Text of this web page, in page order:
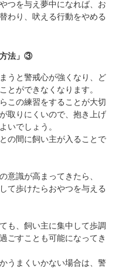
つを与え夢中になれば、お
わり、吠える行動をやめる
方法」③
うと警戒心が強くなり、ど
とができなくなります。
この練習をすることが大切
取りにくいので、抱き上げ
いでしょう。
の間に飼い主が入ることで
意識が高まってきたら、
て歩けたらおやつを与える
も、飼い主に集中して歩調
ごすことも可能になってき
うまくいかない場合は、警